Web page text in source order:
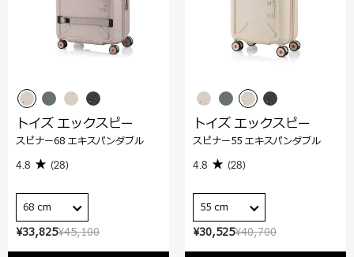
¥45,100
¥33,825
トイズ エックスピー
スピナー68 エキスパンダブル
4.8 (28)
68 cm
¥40,700
¥30,525
トイズ エックスピー
スピナー55 エキスパンダブル
4.8 (28)
55 cm